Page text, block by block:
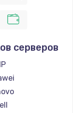
модуля
серверов